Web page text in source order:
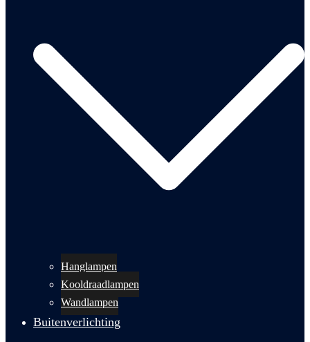
Hanglampen
Kooldraadlampen
Wandlampen
Buitenverlichting